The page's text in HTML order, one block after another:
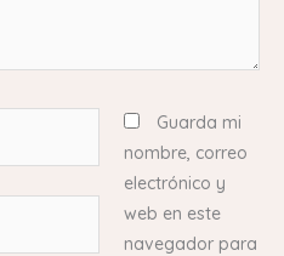
Guarda mi
nombre, correo
electrónico y
web en este
navegador para